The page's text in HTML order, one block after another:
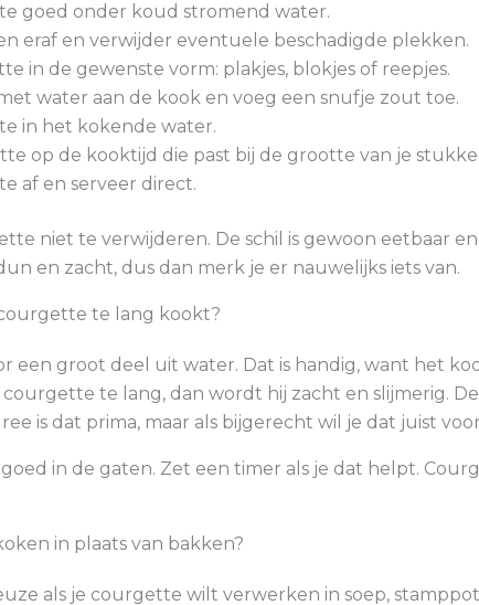
goed onder koud stromend water.
eraf en verwijder eventuele beschadigde plekken.
in de gewenste vorm: plakjes, blokjes of reepjes.
water aan de kook en voeg een snufje zout toe.
in het kokende water.
op de kooktijd die past bij de grootte van je
af en serveer direct.
niet te verwijderen. De schil is gewoon eetbaar
en zacht, dus dan merk je er nauwelijks iets van.
te lang kookt?
een groot deel uit water. Dat is handig, want het
te lang, dan wordt hij zacht en slijmerig.
is dat prima, maar als bijgerecht wil je dat juist
in de gaten. Zet een timer als je dat helpt.
in plaats van bakken?
als je courgette wilt verwerken in soep,